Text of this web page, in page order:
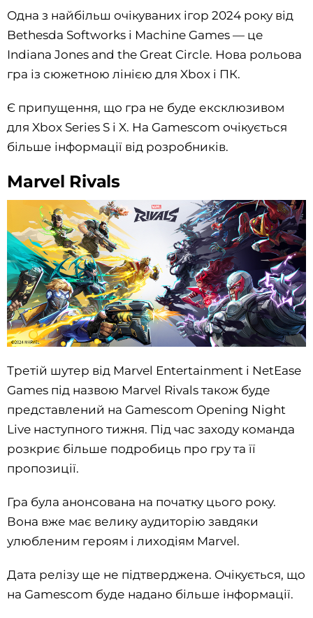
Одна з найбільш очікуваних ігор 2024 року від
Bethesda Softworks і Machine Games — це
Indiana Jones and the Great Circle. Нова рольова
гра із сюжетною лінією для Xbox і ПК.
Є припущення, що гра не буде ексклюзивом
для Xbox Series S і X. На Gamescom очікується
більше інформації від розробників.
Marvel Rivals
Третій шутер від Marvel Entertainment і NetEase
Games під назвою Marvel Rivals також буде
представлений на Gamescom Opening Night
Live наступного тижня. Під час заходу команда
розкриє більше подробиць про гру та її
пропозиції.
Гра була анонсована на початку цього року.
Вона вже має велику аудиторію завдяки
улюбленим героям і лиходіям Marvel.
Дата релізу ще не підтверджена. Очікується, що
на Gamescom буде надано більше інформації.